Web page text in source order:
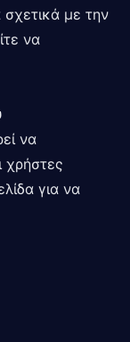
με την
να
να
χρήστες
για να